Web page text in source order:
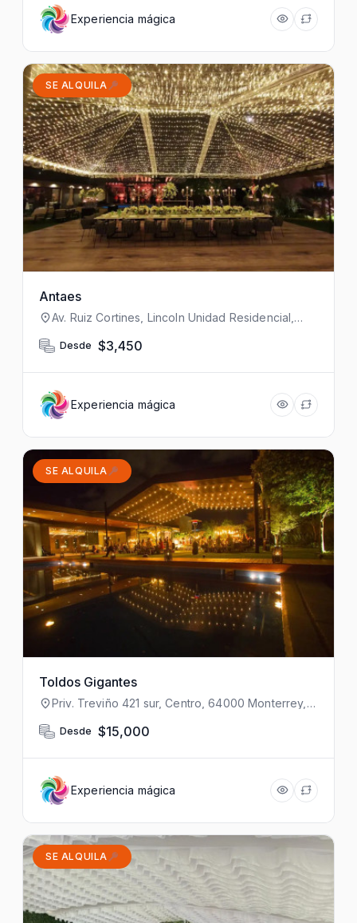
Experiencia mágica
SE ALQUILA
Antaes
Av. Ruiz Cortines, Lincoln Unidad Residencial,
Desde $3,450
Experiencia mágica
SE ALQUILA
Toldos Gigantes
Priv. Treviño 421 sur, Centro, 64000 Monterrey,
Desde $15,000
Experiencia mágica
SE ALQUILA